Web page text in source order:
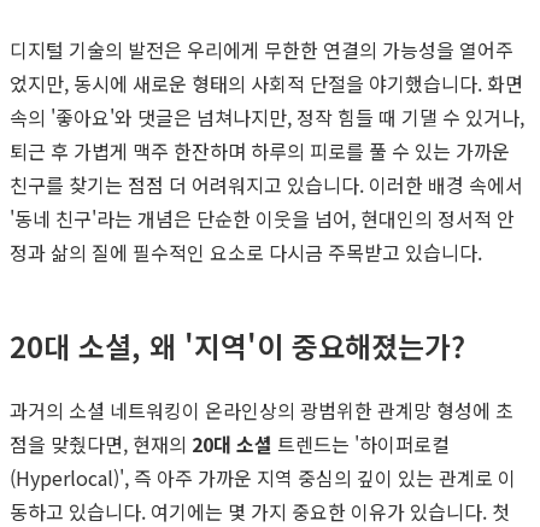
디지털 기술의 발전은 우리에게 무한한 연결의 가능성을 열어주
었지만, 동시에 새로운 형태의 사회적 단절을 야기했습니다. 화면
속의 '좋아요'와 댓글은 넘쳐나지만, 정작 힘들 때 기댈 수 있거나,
퇴근 후 가볍게 맥주 한잔하며 하루의 피로를 풀 수 있는 가까운
친구를 찾기는 점점 더 어려워지고 있습니다. 이러한 배경 속에서
'동네 친구'라는 개념은 단순한 이웃을 넘어, 현대인의 정서적 안
정과 삶의 질에 필수적인 요소로 다시금 주목받고 있습니다.
20대 소셜, 왜 '지역'이 중요해졌는가?
과거의 소셜 네트워킹이 온라인상의 광범위한 관계망 형성에 초
점을 맞췄다면, 현재의 20대 소셜 트렌드는 '하이퍼로컬
(Hyperlocal)', 즉 아주 가까운 지역 중심의 깊이 있는 관계로 이
동하고 있습니다. 여기에는 몇 가지 중요한 이유가 있습니다. 첫